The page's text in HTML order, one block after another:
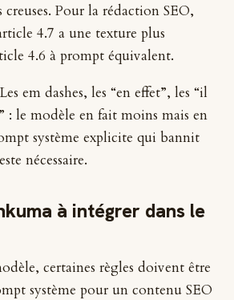
Pour la rédaction SEO,
4.7 a une texture plus
4.6 à prompt équivalent.
em dashes, les “en effet”, les “il
: le modèle en fait moins mais en
système explicite qui bannit
nécessaire.
à intégrer dans le
certaines règles doivent être
système pour un contenu SEO